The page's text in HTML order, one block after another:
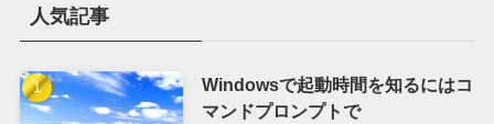
人気記事
Windowsで起動時間を知るにはコ
マンドプロンプトで